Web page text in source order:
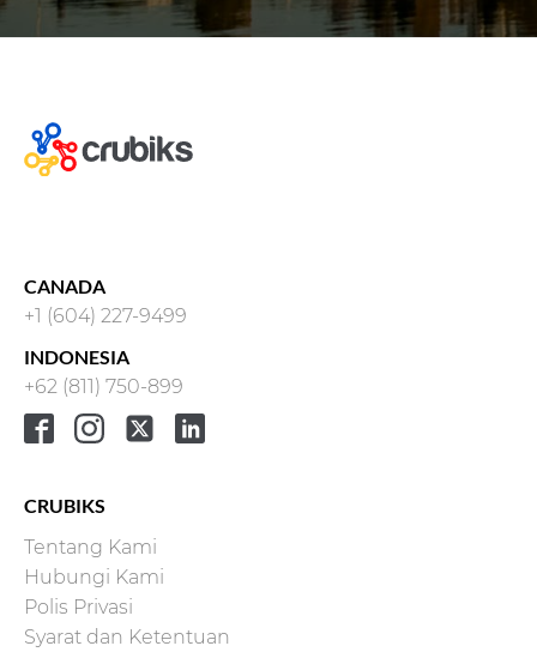
CANADA
+1 (604) 227-9499
INDONESIA
+62 (811) 750-899
CRUBIKS
Tentang Kami
Hubungi Kami
Polis Privasi
Syarat dan Ketentuan